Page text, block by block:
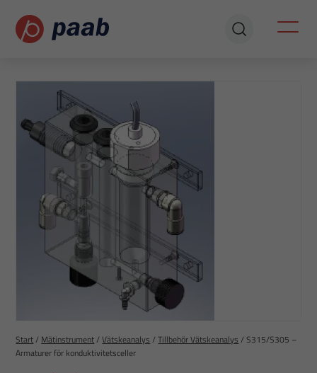
Start/ Mätinstrument/Vätskeanalys /Tillbehör Vätskeanalys /S315/S305 –
Armaturer för konduktivitetsceller